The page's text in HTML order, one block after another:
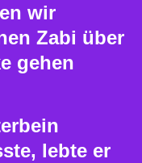
wir
Zabi über
gehen
lebte er